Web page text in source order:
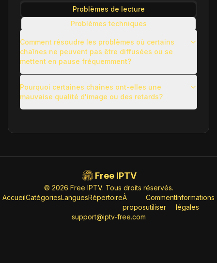
Problèmes de lecture
Problèmes techniques
Problèmes d'utilisation
Autres questions courantes
Comment résoudre les problèmes où certains
chaînes ne peuvent pas être diffusées ou se
mettent en pause fréquemment?
Pourquoi certaines chaînes ont-elles une
mauvaise qualité d'image ou des retards?
Free IPTV
© 2026 Free IPTV. Tous droits réservés.
AccueilCatégoriesLanguesRépertoireÀ
propos
Comment
utiliser
Informations
légales
support@iptv-free.com